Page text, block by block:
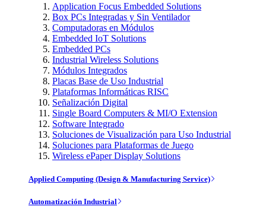
Application Focus Embedded Solutions
Box PCs Integradas y Sin Ventilador
Computadoras en Módulos
Embedded IoT Solutions
Embedded PCs
Industrial Wireless Solutions
Módulos Integrados
Placas Base de Uso Industrial
Plataformas Informáticas RISC
Señalización Digital
Single Board Computers & MI/O Extension
Software Integrado
Soluciones de Visualización para Uso Industrial
Soluciones para Plataformas de Juego
Wireless ePaper Display Solutions
Applied Computing (Design & Manufacturing Service)
Automatización Industrial